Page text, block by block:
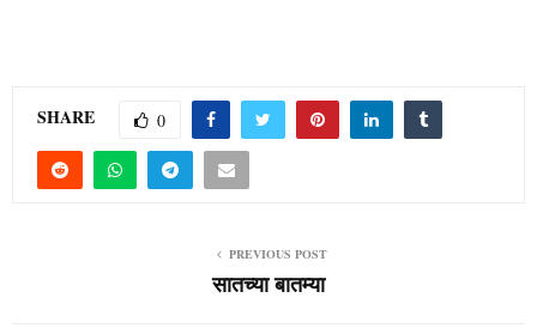
SHARE 0
PREVIOUS POST
सातच्या बातम्या